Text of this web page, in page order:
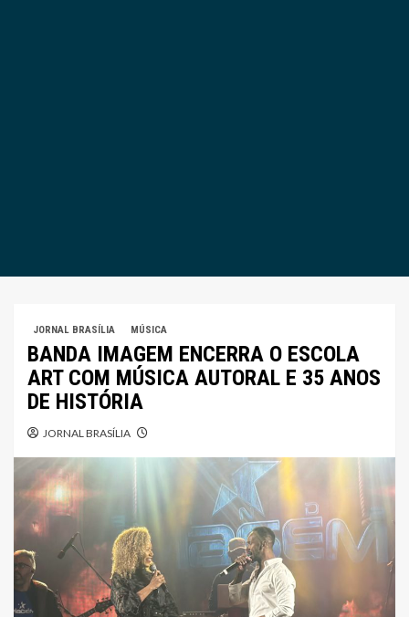
JORNAL BRASÍLIA MÚSICA
BANDA IMAGEM ENCERRA O ESCOLA
ART COM MÚSICA AUTORAL E 35 ANOS
DE HISTÓRIA
JORNAL BRASÍLIA